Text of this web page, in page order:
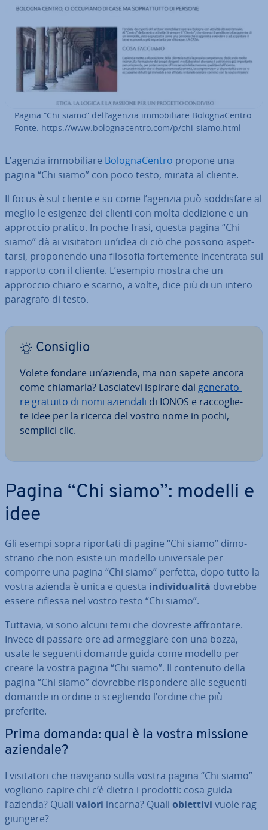
Pagina “Chi siamo” dell’agenzia im­mo­bi­lia­re Bo­lo­gna­Cen­tro.
Fonte: https://www.bo­lo­gna­cen­tro.com/p/chi-siamo.html
L’agenzia im­mo­bi­lia­re Bo­lo­gna­Cen­tro propone una
pagina “Chi siamo” con poco testo, mirata al cliente.
Il focus è sul cliente e su come l’agenzia può sod­di­sfa­re al
meglio le esigenze dei clienti con molta dedizione e un
approccio pratico. In poche frasi, questa pagina “Chi
siamo” dà ai vi­si­ta­to­ri un’idea di ciò che possono aspet­
tar­si, pro­po­nen­do una filosofia for­te­men­te in­cen­tra­ta sul
rapporto con il cliente. L’esempio mostra che un
approccio chiaro e scarno, a volte, dice più di un intero
paragrafo di testo.
Consiglio
Volete fondare un’azienda, ma non sapete ancora
come chiamarla? La­scia­te­vi ispirare dal ge­ne­ra­to­
re gratuito di nomi aziendali di IONOS e rac­co­glie­
te idee per la ricerca del vostro nome in pochi,
semplici clic.
Pagina “Chi siamo”: modelli e
idee
Gli esempi sopra riportati di pagine “Chi siamo” di­mo­
stra­no che non esiste un modello uni­ver­sa­le per
comporre una pagina “Chi siamo” perfetta, dopo tutto la
vostra azienda è unica e questa in­di­vi­dua­li­tà dovrebbe
essere riflessa nel vostro testo “Chi siamo”.
Tuttavia, vi sono alcuni temi che dovreste af­fron­ta­re.
Invece di passare ore ad ar­meg­gia­re con una bozza,
usate le seguenti domande guida come modello per
creare la vostra pagina “Chi siamo”. Il contenuto della
pagina “Chi siamo” dovrebbe ri­spon­de­re alle seguenti
domande in ordine o sce­glien­do l’ordine che più
preferite.
Prima domanda: qual è la vostra missione
aziendale?
I vi­si­ta­to­ri che navigano sulla vostra pagina “Chi siamo”
vogliono capire chi c’è dietro i prodotti: cosa guida
l’azienda? Quali valori incarna? Quali obiettivi vuole rag­
giun­ge­re?